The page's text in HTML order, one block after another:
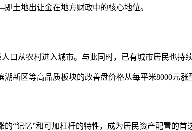
土地出让金在地方财政中的核心地位。
口从农村进入城市。与此同时，已有城市居民也持
新区等高品质板块的改善盘价格从每平米8000元涨
“记忆”和可加杠杆的特性，成为居民资产配置的首